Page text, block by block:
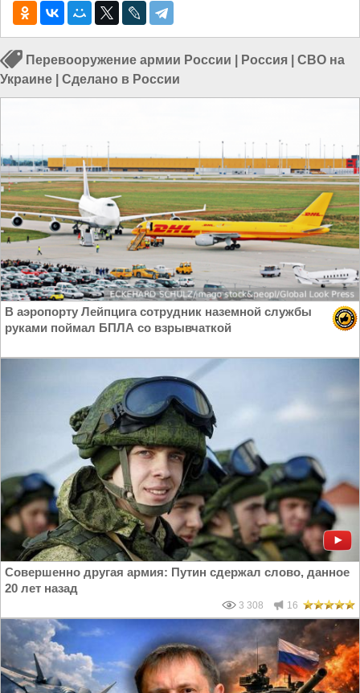
Перевооружение армии России Россия
СВО на
Украине
Сделано в России
В аэропорту Лейпцига сотрудник наземной службы
руками поймал БПЛА со взрывчаткой
Совершенно другая армия: Путин сдержал слово, данное
20 лет назад
3 308 16